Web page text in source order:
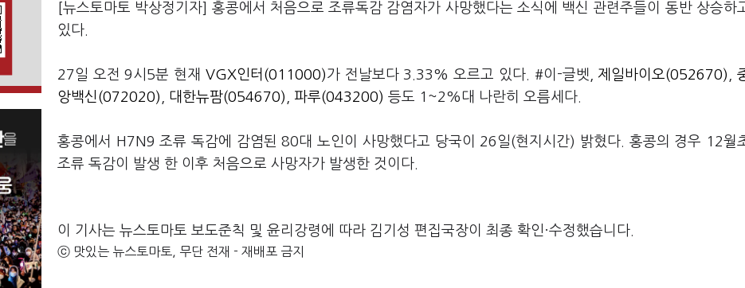
[뉴스토마토 박상정기자] 홍콩에서 처음으로 조류독감 감염자가 사망했다는 소식에 백신 관련주들이 동반 상승하
있다.
27일 오전 9시5분 현재 VGX인터(011000)가 전날보다 3.33% 오르고 있다. #이-글벳, 제일바이오(052670) ,
앙백신(072020)
대한뉴팜(054670) 파루(043200) 등도 1~2%대 나란히 오름세다.
홍콩에서 H7N9 조류 독감에 감염된 80대 노인이 사망했다고 당국이 26일(현지시간) 밝혔다. 홍콩의 경우 12월
조류 독감이 발생 한 이후 처음으로 사망자가 발생한 것이다.
이 기사는 뉴스토마토 보도준칙 및 윤리강령에 따라 김기성 편집국장이 최종 확인·수정했습니다.
ⓒ 맛있는 뉴스토마토, 무단 전재 - 재배포 금지